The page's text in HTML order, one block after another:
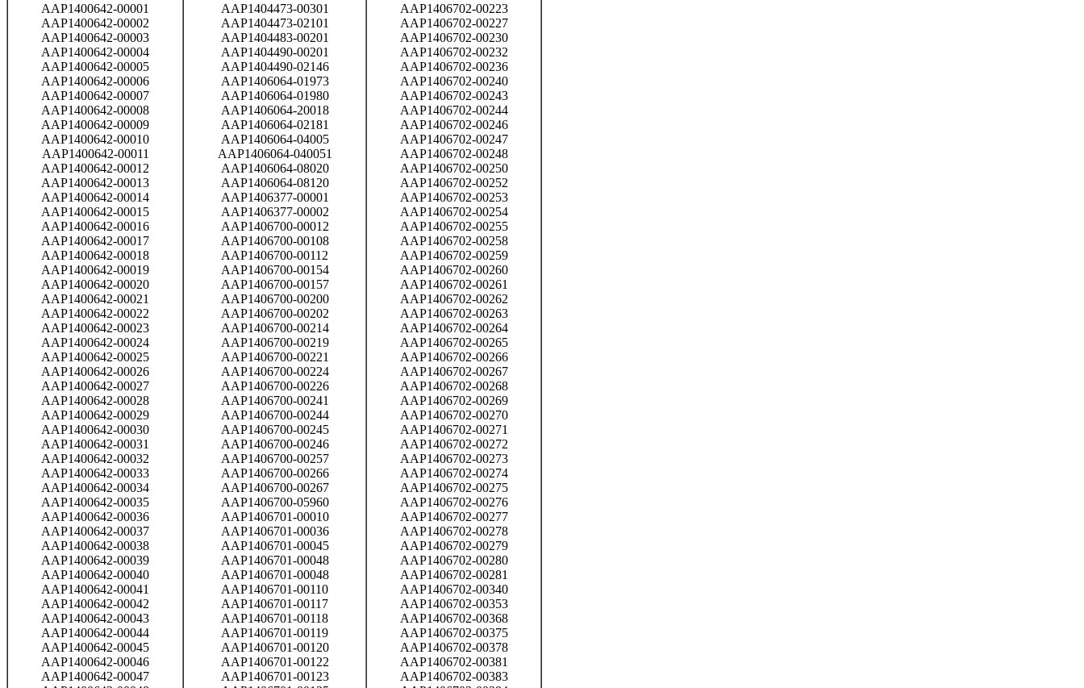
AAP1400642-00001
AAP1400642-00002
AAP1400642-00003
AAP1400642-00004
AAP1400642-00005
AAP1400642-00006
AAP1400642-00007
AAP1400642-00008
AAP1400642-00009
AAP1400642-00010
AAP1400642-00011
AAP1400642-00012
AAP1400642-00013
AAP1400642-00014
AAP1400642-00015
AAP1400642-00016
AAP1400642-00017
AAP1400642-00018
AAP1400642-00019
AAP1400642-00020
AAP1400642-00021
AAP1400642-00022
AAP1400642-00023
AAP1400642-00024
AAP1400642-00025
AAP1400642-00026
AAP1400642-00027
AAP1400642-00028
AAP1400642-00029
AAP1400642-00030
AAP1400642-00031
AAP1400642-00032
AAP1400642-00033
AAP1400642-00034
AAP1400642-00035
AAP1400642-00036
AAP1400642-00037
AAP1400642-00038
AAP1400642-00039
AAP1400642-00040
AAP1400642-00041
AAP1400642-00042
AAP1400642-00043
AAP1400642-00044
AAP1400642-00045
AAP1400642-00046
AAP1400642-00047
AAP1404473-00301
AAP1404473-02101
AAP1404483-00201
AAP1404490-00201
AAP1404490-02146
AAP1406064-01973
AAP1406064-01980
AAP1406064-20018
AAP1406064-02181
AAP1406064-04005
AAP1406064-040051
AAP1406064-08020
AAP1406064-08120
AAP1406377-00001
AAP1406377-00002
AAP1406700-00012
AAP1406700-00108
AAP1406700-00112
AAP1406700-00154
AAP1406700-00157
AAP1406700-00200
AAP1406700-00202
AAP1406700-00214
AAP1406700-00219
AAP1406700-00221
AAP1406700-00224
AAP1406700-00226
AAP1406700-00241
AAP1406700-00244
AAP1406700-00245
AAP1406700-00246
AAP1406700-00257
AAP1406700-00266
AAP1406700-00267
AAP1406700-05960
AAP1406701-00010
AAP1406701-00036
AAP1406701-00045
AAP1406701-00048
AAP1406701-00048
AAP1406701-00110
AAP1406701-00117
AAP1406701-00118
AAP1406701-00119
AAP1406701-00120
AAP1406701-00122
AAP1406701-00123
AAP1406702-00223
AAP1406702-00227
AAP1406702-00230
AAP1406702-00232
AAP1406702-00236
AAP1406702-00240
AAP1406702-00243
AAP1406702-00244
AAP1406702-00246
AAP1406702-00247
AAP1406702-00248
AAP1406702-00250
AAP1406702-00252
AAP1406702-00253
AAP1406702-00254
AAP1406702-00255
AAP1406702-00258
AAP1406702-00259
AAP1406702-00260
AAP1406702-00261
AAP1406702-00262
AAP1406702-00263
AAP1406702-00264
AAP1406702-00265
AAP1406702-00266
AAP1406702-00267
AAP1406702-00268
AAP1406702-00269
AAP1406702-00270
AAP1406702-00271
AAP1406702-00272
AAP1406702-00273
AAP1406702-00274
AAP1406702-00275
AAP1406702-00276
AAP1406702-00277
AAP1406702-00278
AAP1406702-00279
AAP1406702-00280
AAP1406702-00281
AAP1406702-00340
AAP1406702-00353
AAP1406702-00368
AAP1406702-00375
AAP1406702-00378
AAP1406702-00381
AAP1406702-00383